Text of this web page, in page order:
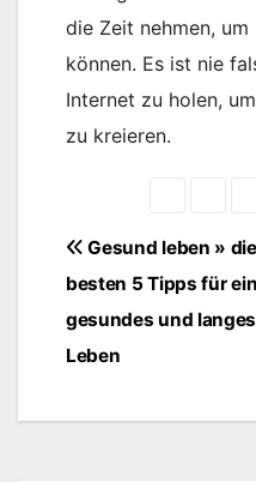
die Zeit nehmen,
können. Es ist nie
Internet zu holen,
zu kreieren.
Beitragsnavigation
Gesund leben » die
besten 5 Tipps für ein
gesundes und langes
Leben